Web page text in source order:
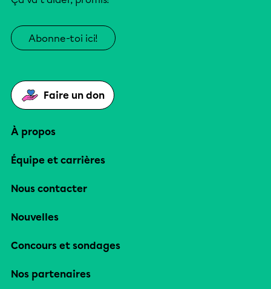
Abonne-toi ici!
Faire un don
À propos
Équipe et carrières
Nous contacter
Nouvelles
Concours et sondages
Nos partenaires